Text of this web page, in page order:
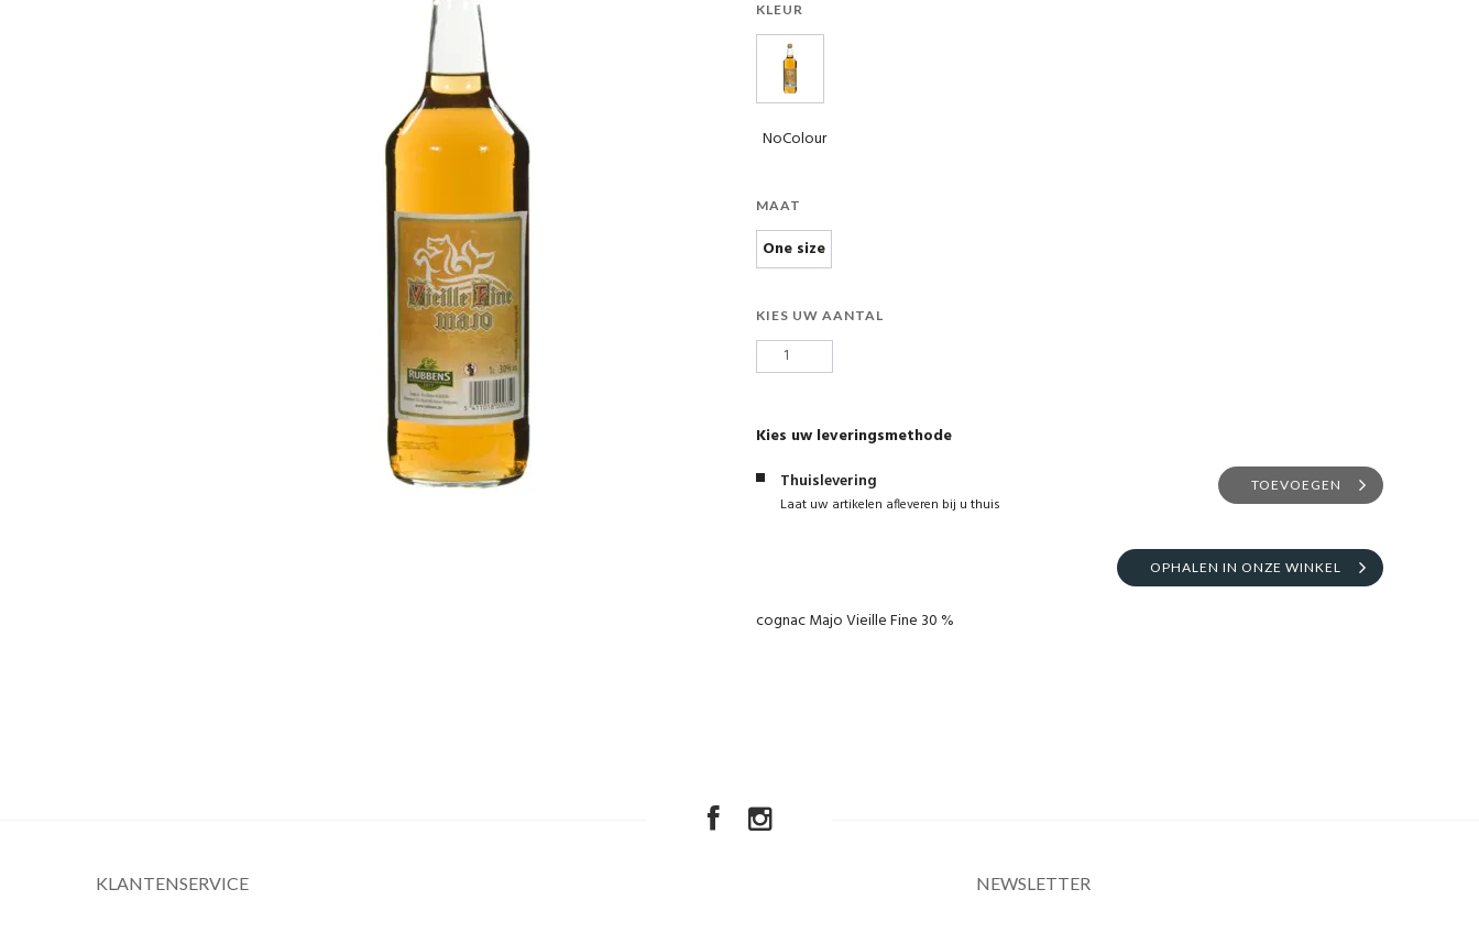
KLEUR
NoColour
MAAT
One size
KIES UW AANTAL
Kies uw leveringsmethode
Thuislevering
Laat uw artikelen afleveren bij u thuis
TOEVOEGEN
OPHALEN IN ONZE WINKEL
cognac Majo Vieille Fine 30 %
KLANTENSERVICE NEWSLETTER